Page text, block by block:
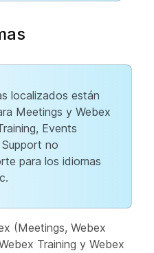
localizados están
Meetings y Webex
Events
no
para los idiomas
(Meetings, Webex
Training y Webex